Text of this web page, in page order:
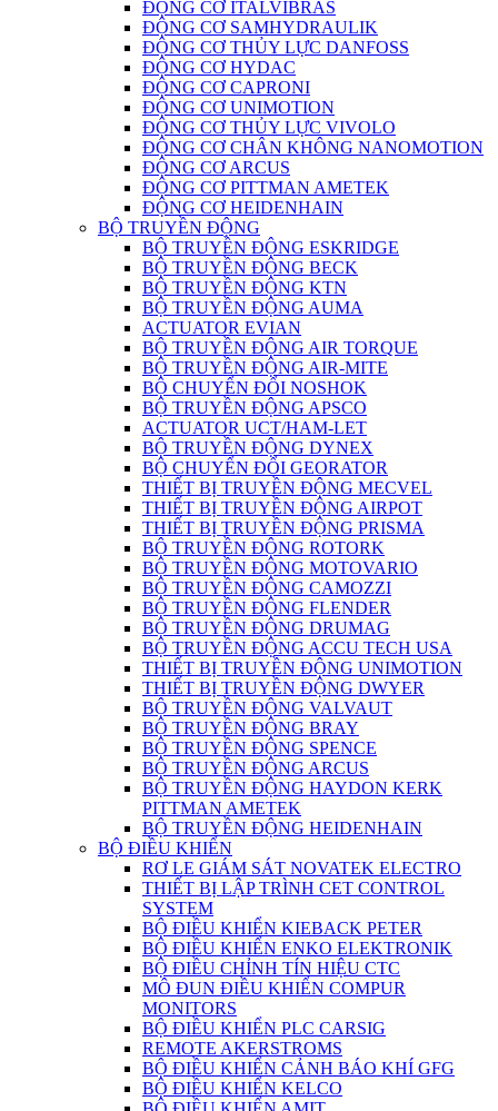
ĐỘNG CƠ ITALVIBRAS
ĐỘNG CƠ SAMHYDRAULIK
ĐỘNG CƠ THỦY LỰC DANFOSS
ĐỘNG CƠ HYDAC
ĐỘNG CƠ CAPRONI
ĐỘNG CƠ UNIMOTION
ĐỘNG CƠ THỦY LỰC VIVOLO
ĐỘNG CƠ CHÂN KHÔNG NANOMOTION
ĐỘNG CƠ ARCUS
ĐỘNG CƠ PITTMAN AMETEK
ĐỘNG CƠ HEIDENHAIN
BỘ TRUYỀN ĐỘNG
BỘ TRUYỀN ĐỘNG ESKRIDGE
BỘ TRUYỀN ĐỘNG BECK
BỘ TRUYỀN ĐỘNG KTN
BỘ TRUYỀN ĐỘNG AUMA
ACTUATOR EVIAN
BỘ TRUYỀN ĐỘNG AIR TORQUE
BỘ TRUYỀN ĐỘNG AIR-MITE
BỘ CHUYỂN ĐỔI NOSHOK
BỘ TRUYỀN ĐỘNG APSCO
ACTUATOR UCT/HAM-LET
BỘ TRUYỀN ĐỘNG DYNEX
BỘ CHUYỂN ĐỔI GEORATOR
THIẾT BỊ TRUYỀN ĐỘNG MECVEL
THIẾT BỊ TRUYỀN ĐỘNG AIRPOT
THIẾT BỊ TRUYỀN ĐỘNG PRISMA
BỘ TRUYỀN ĐỘNG ROTORK
BỘ TRUYỀN ĐỘNG MOTOVARIO
BỘ TRUYỀN ĐỘNG CAMOZZI
BỘ TRUYỀN ĐỘNG FLENDER
BỘ TRUYỀN ĐỘNG DRUMAG
BỘ TRUYỀN ĐỘNG ACCU TECH USA
THIẾT BỊ TRUYỀN ĐỘNG UNIMOTION
THIẾT BỊ TRUYỀN ĐỘNG DWYER
BỘ TRUYỀN ĐỘNG VALVAUT
BỘ TRUYỀN ĐỘNG BRAY
BỘ TRUYỀN ĐỘNG SPENCE
BỘ TRUYỀN ĐỘNG ARCUS
BỘ TRUYỀN ĐỘNG HAYDON KERK
PITTMAN AMETEK
BỘ TRUYỀN ĐỘNG HEIDENHAIN
BỘ ĐIỀU KHIỂN
RƠ LE GIÁM SÁT NOVATEK ELECTRO
THIẾT BỊ LẬP TRÌNH CET CONTROL
SYSTEM
BỘ ĐIỀU KHIỂN KIEBACK PETER
BỘ ĐIỀU KHIỂN ENKO ELEKTRONIK
BỘ ĐIỀU CHỈNH TÍN HIỆU CTC
MÔ ĐUN ĐIỀU KHIỂN COMPUR
MONITORS
BỘ ĐIỀU KHIỂN PLC CARSIG
REMOTE AKERSTROMS
BỘ ĐIỀU KHIỂN CẢNH BÁO KHÍ GFG
BỘ ĐIỀU KHIỂN KELCO